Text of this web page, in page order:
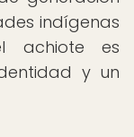
indígenas
achiote es
y un